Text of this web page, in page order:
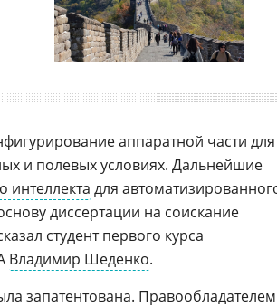
аппаратной части для
и полевых условиях. Дальнейшие
интеллекта для
диссертации на соискание
студент первого курса
Владимир Шеденко.
запатентована. Правообладателем